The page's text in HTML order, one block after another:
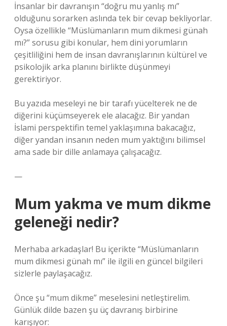
İnsanlar bir davranışın “doğru mu yanlış mı”
olduğunu sorarken aslında tek bir cevap bekliyorlar.
Oysa özellikle “Müslümanların mum dikmesi günah
mı?” sorusu gibi konular, hem dini yorumların
çeşitliliğini hem de insan davranışlarının kültürel ve
psikolojik arka planını birlikte düşünmeyi
gerektiriyor.
Bu yazıda meseleyi ne bir tarafı yücelterek ne de
diğerini küçümseyerek ele alacağız. Bir yandan
İslami perspektifin temel yaklaşımına bakacağız,
diğer yandan insanın neden mum yaktığını bilimsel
ama sade bir dille anlamaya çalışacağız.
—
Mum yakma ve mum dikme
geleneği nedir?
Merhaba arkadaşlar! Bu içerikte “Müslümanların
mum dikmesi günah mı” ile ilgili en güncel bilgileri
sizlerle paylaşacağız.
Önce şu “mum dikme” meselesini netleştirelim.
Günlük dilde bazen şu üç davranış birbirine
karışıyor: